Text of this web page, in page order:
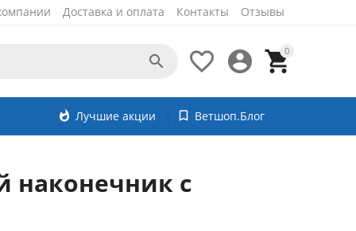
Доставка и оплата Контакты Отзывы
0




whatshot Лучшие акции bookmark_border Ветшоп.Блог
наконечник с